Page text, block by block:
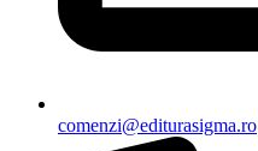
comenzi@editurasigma.ro